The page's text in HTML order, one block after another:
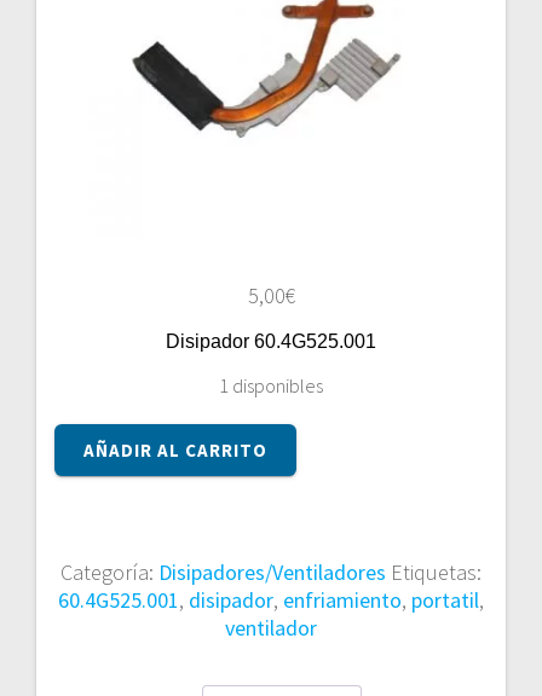
5,00€
Disipador 60.4G525.001
1 disponibles
Disipador
60.4G525.001
AÑADIR AL CARRITO
Categoría: Disipadores/Ventiladores Etiquetas:
60.4G525.001, disipador, enfriamiento, portatil,
ventilador